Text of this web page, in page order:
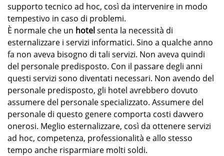
supporto tecnico ad hoc, così da intervenire in modo
tempestivo in caso di problemi.
È normale che un hotelsenta la necessità di
esternalizzare i servizi informatici. Sino a qualche anno
fa non aveva bisogno di tali servizi. Non aveva quindi
del personale predisposto. Con il passare degli anni
questi servizi sono diventati necessari. Non avendo del
personale predisposto, gli hotel avrebbero dovuto
assumere del personale specializzato. Assumere del
personale di questo genere comporta costi davvero
onerosi. Meglio esternalizzare, così da ottenere servizi
ad hoc, competenza, professionalità e allo stesso
tempo anche risparmiare molti soldi.